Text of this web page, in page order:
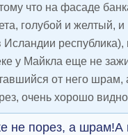
что на фасаде
голубой и желтый,
Исландии республика),
у Майкла еще не
от него
очень хорошо
не порез, а